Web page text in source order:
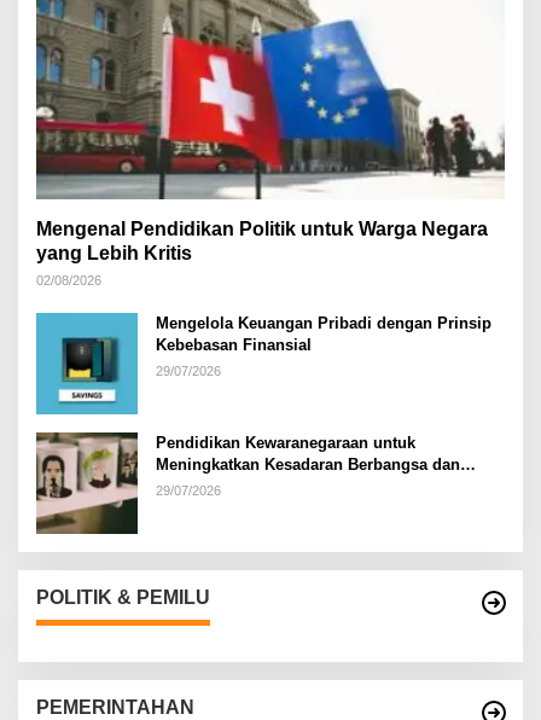
Mengenal Pendidikan Politik untuk Warga Negara
yang Lebih Kritis
02/08/2026
Mengelola Keuangan Pribadi dengan Prinsip
Kebebasan Finansial
29/07/2026
Pendidikan Kewaranegaraan untuk
Meningkatkan Kesadaran Berbangsa dan
Bernegara di…
29/07/2026
POLITIK & PEMILU
PEMERINTAHAN